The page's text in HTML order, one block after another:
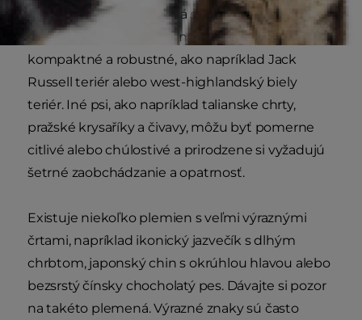
Malé a trpasličie plemená sú ozdobou širokej
škály miniatúrnych foriem psov. Niektoré sú
kompaktné a robustné, ako napríklad Jack
Russell teriér alebo west-highlandský biely
teriér. Iné psi, ako napríklad talianske chrty,
pražské krysaříky a čivavy, môžu byť pomerne
citlivé alebo chúlostivé a prirodzene si vyžadujú
šetrné zaobchádzanie a opatrnosť.
Existuje niekoľko plemien s veľmi výraznými
črtami, napríklad ikonický jazvečík s dlhým
chrbtom, japonský chin s okrúhlou hlavou alebo
bezsrstý čínsky chocholatý pes. Dávajte si pozor
na takéto plemená. Výrazné znaky sú často